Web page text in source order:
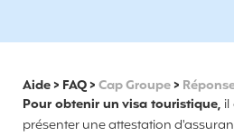
Aide> FAQ>Cap Groupe>
Pour obtenir un visa touristique, il
présenter une attestation